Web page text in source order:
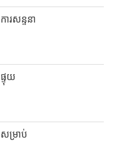
ការសន្ទនា
ផ្ទុយ
សម្រាប់